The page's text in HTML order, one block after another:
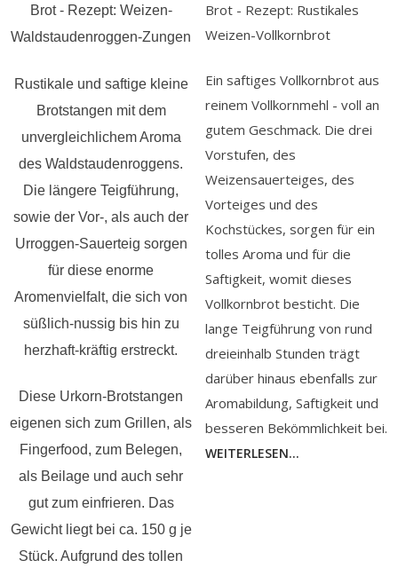
Brot - Rezept: Weizen-
Waldstaudenroggen-Zungen
Rustikale und saftige kleine
Brotstangen mit dem
unvergleichlichem Aroma
des Waldstaudenroggens.
Die längere Teigführung,
sowie der Vor-, als auch der
Urroggen-Sauerteig sorgen
für diese enorme
Aromenvielfalt, die sich von
süßlich-nussig bis hin zu
herzhaft-kräftig erstreckt.
Diese Urkorn-Brotstangen
eigenen sich zum Grillen, als
Fingerfood, zum Belegen,
als Beilage und auch sehr
gut zum einfrieren. Das
Gewicht liegt bei ca. 150 g je
Stück. Aufgrund des tollen
Brot - Rezept: Rustikales
Weizen-Vollkornbrot
Ein saftiges Vollkornbrot aus
reinem Vollkornmehl - voll an
gutem Geschmack. Die drei
Vorstufen, des
Weizensauerteiges, des
Vorteiges und des
Kochstückes, sorgen für ein
tolles Aroma und für die
Saftigkeit, womit dieses
Vollkornbrot besticht. Die
lange Teigführung von rund
dreieinhalb Stunden trägt
darüber hinaus ebenfalls zur
Aromabildung, Saftigkeit und
besseren Bekömmlichkeit bei.
WEITERLESEN...